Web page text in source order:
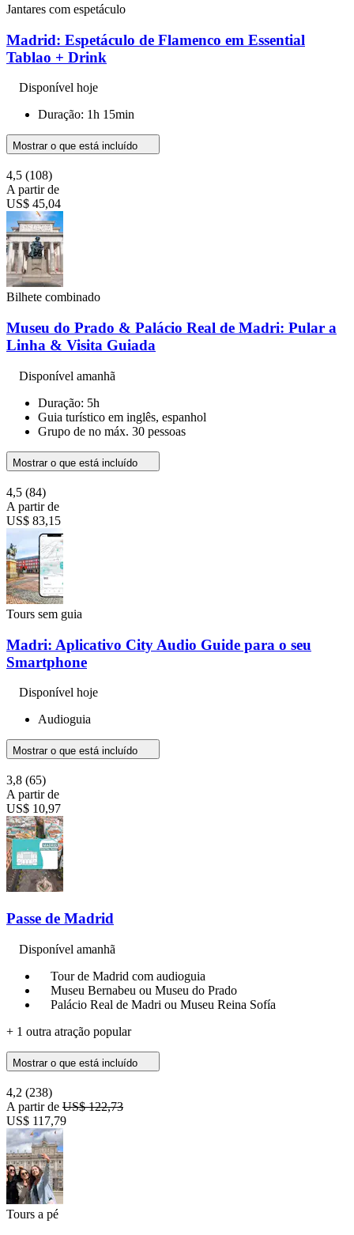
Jantares com espetáculo
Madrid: Espetáculo de Flamenco em Essential
Tablao + Drink
Disponível hoje
Duração: 1h 15min
Mostrar o que está incluído
4,5 (108)
A partir de
US$ 45,04
Bilhete combinado
Museu do Prado & Palácio Real de Madri: Pular a
Linha & Visita Guiada
Disponível amanhã
Duração: 5h
Guia turístico em inglês, espanhol
Grupo de no máx. 30 pessoas
Mostrar o que está incluído
4,5 (84)
A partir de
US$ 83,15
Tours sem guia
Madri: Aplicativo City Audio Guide para o seu
Smartphone
Disponível hoje
Audioguia
Mostrar o que está incluído
3,8 (65)
A partir de
US$ 10,97
Passe de Madrid
Disponível amanhã
Tour de Madrid com audioguia
Museu Bernabeu ou Museu do Prado
Palácio Real de Madri ou Museu Reina Sofía
+ 1 outra atração popular
Mostrar o que está incluído
4,2 (238)
A partir de US$ 122,73
US$ 117,79
Tours a pé